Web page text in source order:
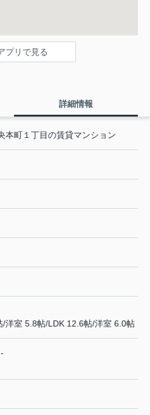
プリで見る
詳細情報
本町１丁目の賃貸マンション
/洋室 5.8帖/LDK 12.6帖/洋室 6.0帖